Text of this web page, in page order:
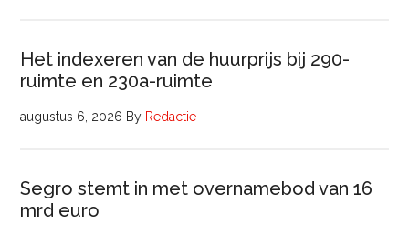
Het indexeren van de huurprijs bij 290-
ruimte en 230a-ruimte
augustus 6, 2026 By Redactie
Segro stemt in met overnamebod van 16
mrd euro